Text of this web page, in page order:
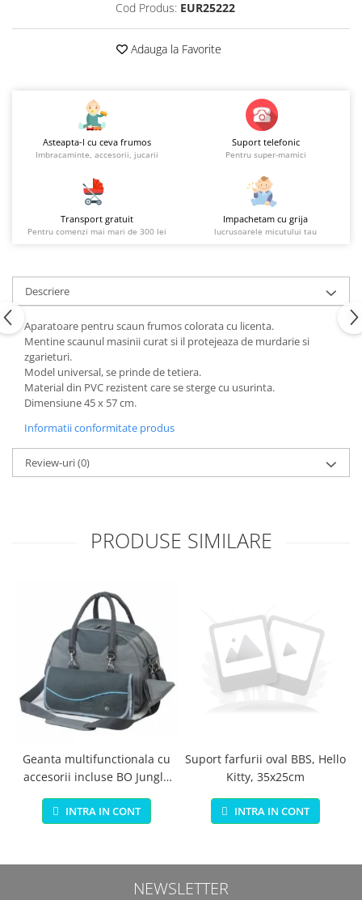
Cod Produs: EUR25222
Adauga la Favorite
Asteapta-l cu ceva frumos
Imbracaminte, accesorii, jucarii
Suport telefonic
Pentru super-mamici
Transport gratuit
Pentru comenzi mai mari de 300 lei
Impachetam cu grija
lucrusoarele micutului tau
Descriere
Aparatoare pentru scaun frumos colorata cu licenta.
Mentine scaunul masinii curat si il protejeaza de murdarie si
zgarieturi.
Model universal, se prinde de tetiera.
Material din PVC rezistent care se sterge cu usurinta.
Dimensiune 45 x 57 cm.
Informatii conformitate produs
Review-uri(0)
PRODUSE SIMILARE
Geanta multifunctionala cu
accesorii incluse BO Jungle
INTRA IN CONT
Suport farfurii oval BBS, Hello
Kitty, 35x25cm
INTRA IN CONT
NEWSLETTER